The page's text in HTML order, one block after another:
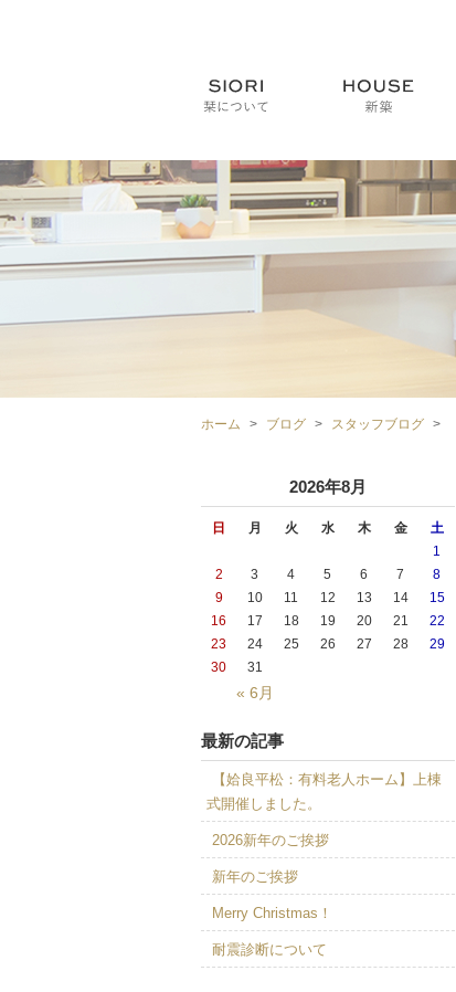
ホーム ブログ スタッフブログ
2026年8月
日 月 火 水 木 金 土
« 6月
1
2
3 4 5 6 7
8
9
10 11 12 13 14
15
16
17 18 19 20 21
22
23
24 25 26 27 28
29
30
31
最新の記事
【姶良平松：有料老人ホーム】上棟
式開催しました。
2026新年のご挨拶
新年のご挨拶
Merry Christmas！
耐震診断について